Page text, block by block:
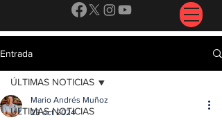
Entrada
ÚLTIMAS NOTICIAS
ÚLTIMAS NOTICIAS
Mario Andrés Muñoz
23 oct 2024